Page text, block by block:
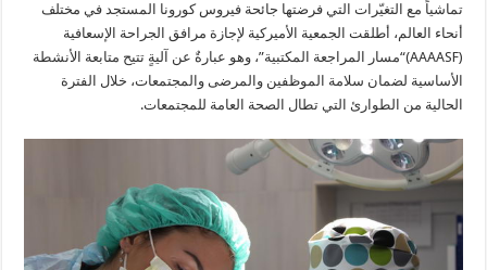
تماشياً مع التغيّرات التي فرضتها جائحة فيروس كورونا المستجد في مختلف
أنحاء العالم، أطلقت الجمعية الأميركية لإجازة مرافق الجراحة الإسعافية
(AAAASF)
“مسار المراجعة المكتبية”، وهو عبارةٌ عن آليةٍ تتيح متابعة الأنشطة
الأساسية لضمان سلامة الموظفين والمرضى والمجتمعات، خلال الفترة
الحالية من الطوارئ التي تطال الصحة العامة للمجتمعات.